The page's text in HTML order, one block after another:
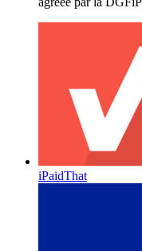
iPaidThat